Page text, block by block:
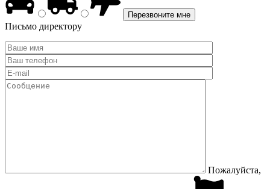
Письмо директору
Пожалуйста,